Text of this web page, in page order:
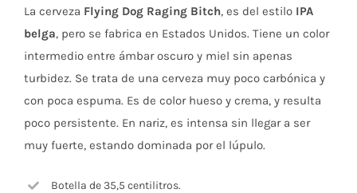
La cerveza Flying Dog Raging Bitch, es del estilo IPA
belga, pero se fabrica en Estados Unidos. Tiene un color
intermedio entre ámbar oscuro y miel sin apenas
turbidez. Se trata de una cerveza muy poco carbónica y
con poca espuma. Es de color hueso y crema, y resulta
poco persistente. En nariz, es intensa sin llegar a ser
muy fuerte, estando dominada por el lúpulo.
Botella de 35,5 centilitros.